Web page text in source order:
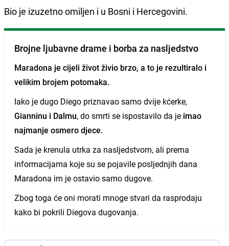
Bio je izuzetno omiljen i u Bosni i Hercegovini.
Brojne ljubavne drame i borba za nasljedstvo
Maradona je cijeli život živio brzo, a to je rezultiralo i
velikim brojem potomaka.
Iako je dugo Diego priznavao samo dvije kćerke,
Gianninu i Dalmu, do smrti se ispostavilo da je imao
najmanje osmero djece.
Sada je krenula utrka za nasljedstvom, ali prema
informacijama koje su se pojavile posljednjih dana
Maradona im je ostavio samo dugove.
Zbog toga će oni morati mnoge stvari da rasprodaju
kako bi pokrili Diegova dugovanja.